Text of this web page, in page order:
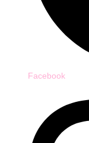
Facebook